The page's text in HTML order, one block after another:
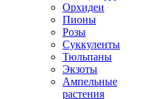
Орхидеи
Пионы
Розы
Суккуленты
Тюльпаны
Экзоты
Ампельные
растения